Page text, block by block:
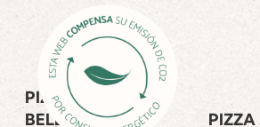
PIZZA STICK
BELLVER DE
PIZZA